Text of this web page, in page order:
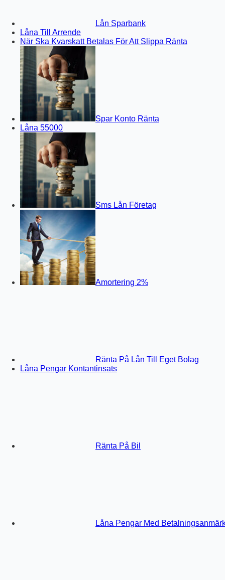
Lån Sparbank
Låna Till Arrende
När Ska Kvarskatt Betalas För Att Slippa Ränta
Spar Konto Ränta
Låna 55000
Sms Lån Företag
Amortering 2%
Ränta På Lån Till Eget Bolag
Låna Pengar Kontantinsats
Ränta På Bil
Låna Pengar Med